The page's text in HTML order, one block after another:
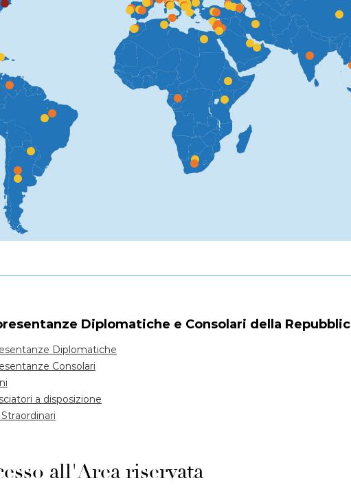
Diplomatiche e Consolari della
Diplomatiche
Consolari
a disposizione
all'Area riservata